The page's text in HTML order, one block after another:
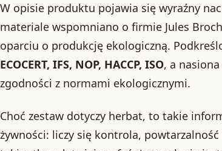
W opisie produktu pojawia się wyraźny
materiale wspomniano o firmie Jules
oparciu o produkcję ekologiczną.
ECOCERT, IFS, NOP, HACCP, ISO, a
zgodności z normami ekologicznymi.
Choć zestaw dotyczy herbat, to takie
żywności: liczy się kontrola,